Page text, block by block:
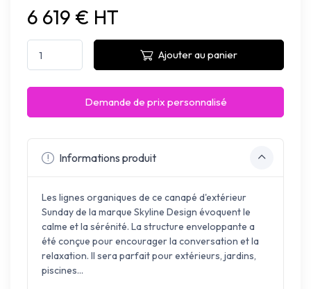
6 619 € HT
Ajouter au panier
Demande de prix personnalisé
Informations produit
Les lignes organiques de ce canapé d'extérieur
Sunday de la marque Skyline Design évoquent le
calme et la sérénité. La structure enveloppante a
été conçue pour encourager la conversation et la
relaxation. Il sera parfait pour extérieurs, jardins,
piscines...